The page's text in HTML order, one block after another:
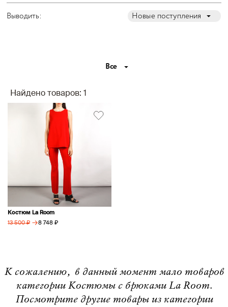
Выводить: Новые поступления
Все
Найдено товаров: 1
Костюм La Room
13 500 ₽ → 8 748 ₽
К сожалению, в данный момент мало товаров
категории Костюмы с брюками La Room.
Посмотрите другие товары из категории